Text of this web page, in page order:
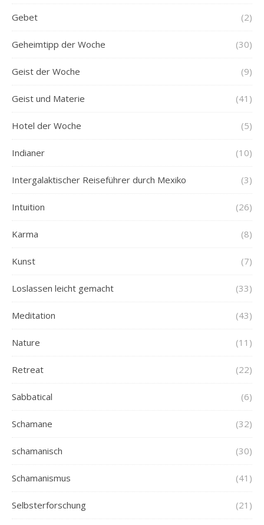
Gebet (2)
Geheimtipp der Woche (30)
Geist der Woche (9)
Geist und Materie (41)
Hotel der Woche (5)
Indianer (10)
Intergalaktischer Reiseführer durch Mexiko (3)
Intuition (26)
Karma (8)
Kunst (7)
Loslassen leicht gemacht (33)
Meditation (43)
Nature (11)
Retreat (22)
Sabbatical (6)
Schamane (32)
schamanisch (30)
Schamanismus (41)
Selbsterforschung (21)